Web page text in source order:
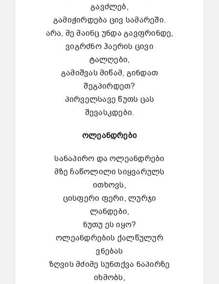
გავძლებ,
გამიჭირდება ცივ სამარეში.
არა, მე მაინც უნდა გავფრინდე,
ვიგრძნო ჰაერის ცივი
ტალღები,
გამიშვას მიწამ, გინდათ
შეგპირდეთ?
პირველსავე წუთს ცას
შევასკდები.
ოლეანდრები
სანაპირო და ოლეანდრები
მზე ჩაწოლილი სიყვარულს
ითხოვს,
ცისფერი ფერი, ლურჯი
ლანდები,
ნუთუ ეს იყო?
ოლეანდრების ქალწულურ
ვნებას
ზღვის მძიმე სუნთქვა ნაპირზე
იხმობს,